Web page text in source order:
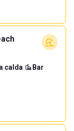
calda· Bar·